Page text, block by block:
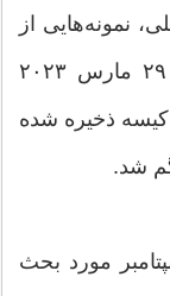
نمونه‌هایی از
گوجه‌فرنگی‌ها را پس از برداشت در ۲۹ مارس ۲۰۲۳
کیسه ذخیره شده
گم شد.
گمشده اولین بار در ۱۳ سپتامبر مورد بحث